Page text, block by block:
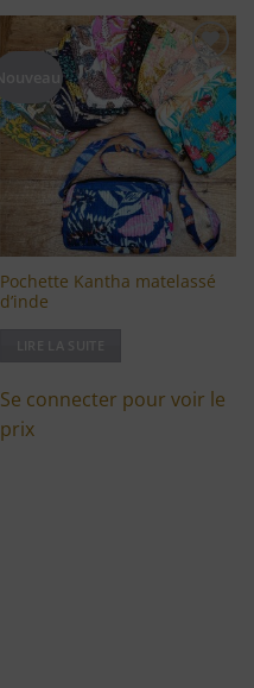
Ajouter
à ma
liste
d'envies
Pochette Kantha matelassé
d’inde
Se connecter pour voir le
prix